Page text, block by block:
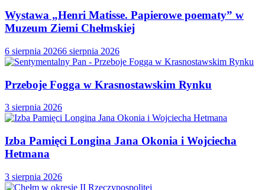
Wystawa „Henri Matisse. Papierowe poematy” w
Muzeum Ziemi Chełmskiej
6 sierpnia 20266 sierpnia 2026
Przeboje Fogga w Krasnostawskim Rynku
3 sierpnia 2026
Izba Pamięci Longina Jana Okonia i Wojciecha
Hetmana
3 sierpnia 2026